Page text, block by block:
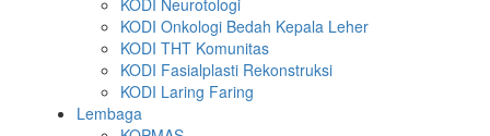
KODI Onkologi Bedah Kepala Leher
KODI THT Komunitas
KODI Fasialplasti Rekonstruksi
KODI Laring Faring
Lembaga